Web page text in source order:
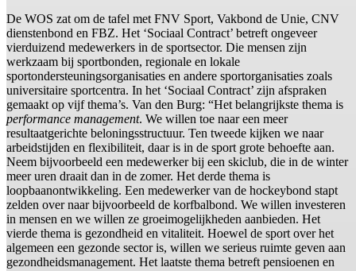
De WOS zat om de tafel met FNV Sport, Vakbond de Unie, CNV
dienstenbond en FBZ. Het ‘Sociaal Contract’ betreft ongeveer
vierduizend medewerkers in de sportsector. Die mensen zijn
werkzaam bij sportbonden, regionale en lokale
sportondersteuningsorganisaties en andere sportorganisaties zoals
universitaire sportcentra. In het ‘Sociaal Contract’ zijn afspraken
gemaakt op vijf thema’s. Van den Burg: “Het belangrijkste thema is
performance management. We willen toe naar een meer
resultaatgerichte beloningsstructuur. Ten tweede kijken we naar
arbeidstijden en flexibiliteit, daar is in de sport grote behoefte aan.
Neem bijvoorbeeld een medewerker bij een skiclub, die in de winter
meer uren draait dan in de zomer. Het derde thema is
loopbaanontwikkeling. Een medewerker van de hockeybond stapt
zelden over naar bijvoorbeeld de korfbalbond. We willen investeren
in mensen en we willen ze groeimogelijkheden aanbieden. Het
vierde thema is gezondheid en vitaliteit. Hoewel de sport over het
algemeen een gezonde sector is, willen we serieus ruimte geven aan
gezondheidsmanagement. Het laatste thema betreft pensioenen en